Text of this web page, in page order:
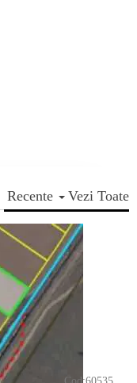
Vezi Toate
Recente